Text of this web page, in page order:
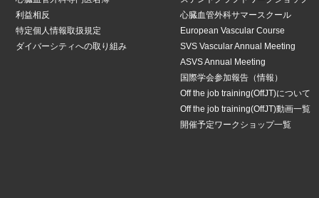
利益相反
特定個人情報取扱規定
ダイバーシティへの取り組み
心臓血管外科サマースクール
European Vascular Course
SVS Vascular Annual Meeting
ASVS Annual Meeting
国際学会参加報告（情報）
Off the job training(OffJT)について
Off the job training(OffJT)動画一覧
開催予定ワークショップ一覧